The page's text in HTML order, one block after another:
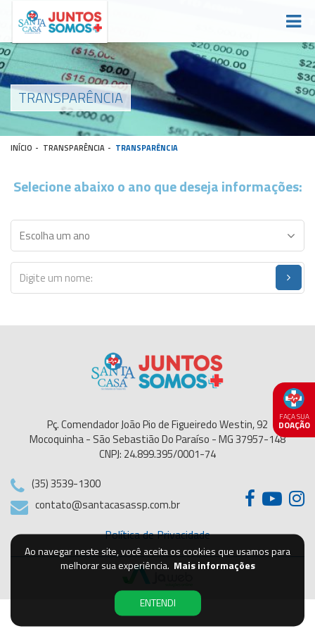
FAÇA SUA
DOAÇÃO
TRANSPARÊNCIA
INÍCIO - TRANSPARÊNCIA - TRANSPARÊNCIA
Selecione abaixo o ano que deseja informações:
Ao navegar neste site, você aceita os cookies que usamos para
melhorar sua experiência. Mais informações
ENTENDI
Pç. Comendador João Pio de Figueiredo Westin, 92
Mocoquinha - São Sebastião Do Paraíso - MG 37957-148
CNPJ: 24.899.395/0001-74
(35) 3539-1300
contato@santacasassp.com.br
Política de Privacidade